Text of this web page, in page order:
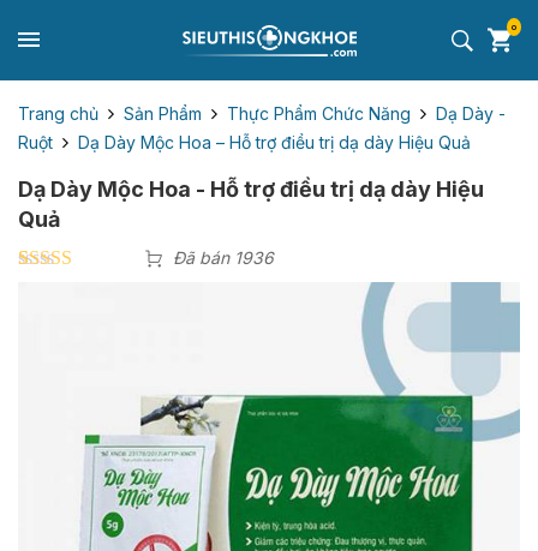
0
Trang chủ Sản Phẩm Thực Phẩm Chức Năng
Dạ Dày -
Ruột
Dạ Dày Mộc Hoa – Hỗ trợ điều trị dạ dày Hiệu Quả
Dạ Dày Mộc Hoa - Hỗ trợ điều trị dạ dày Hiệu
Quả
Đã bán 1936